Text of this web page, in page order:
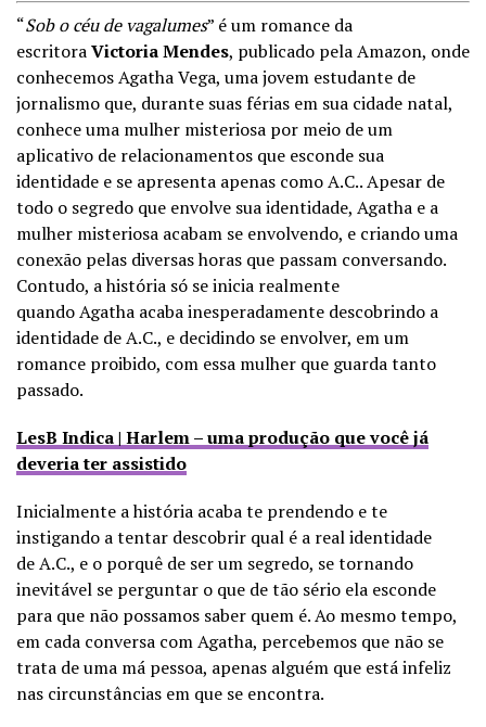
“Sob o céu de vagalumes” é um romance da
escritoraVictoria Mendes, publicado pela Amazon, onde
conhecemos Agatha Vega, uma jovem estudante de
jornalismo que, durante suas férias em sua cidade natal,
conhece uma mulher misteriosa por meio de um
aplicativo de relacionamentos que esconde sua
identidade e se apresenta apenas como A.C.. Apesar de
todo o segredo que envolve sua identidade, Agatha e a
mulher misteriosa acabam se envolvendo, e criando uma
conexão pelas diversas horas que passam conversando.
Contudo, a história só se inicia realmente
quando Agatha acaba inesperadamente descobrindo a
identidade de A.C., e decidindo se envolver, em um
romance proibido, com essa mulher que guarda tanto
passado.
LesB Indica | Harlem – uma produção que você já
deveria ter assistido
Inicialmente a história acaba te prendendo e te
instigando a tentar descobrir qual é a real identidade
de A.C., e o porquê de ser um segredo, se tornando
inevitável se perguntar o que de tão sério ela esconde
para que não possamos saber quem é. Ao mesmo tempo,
em cada conversa com Agatha, percebemos que não se
trata de uma má pessoa, apenas alguém que está infeliz
nas circunstâncias em que se encontra.